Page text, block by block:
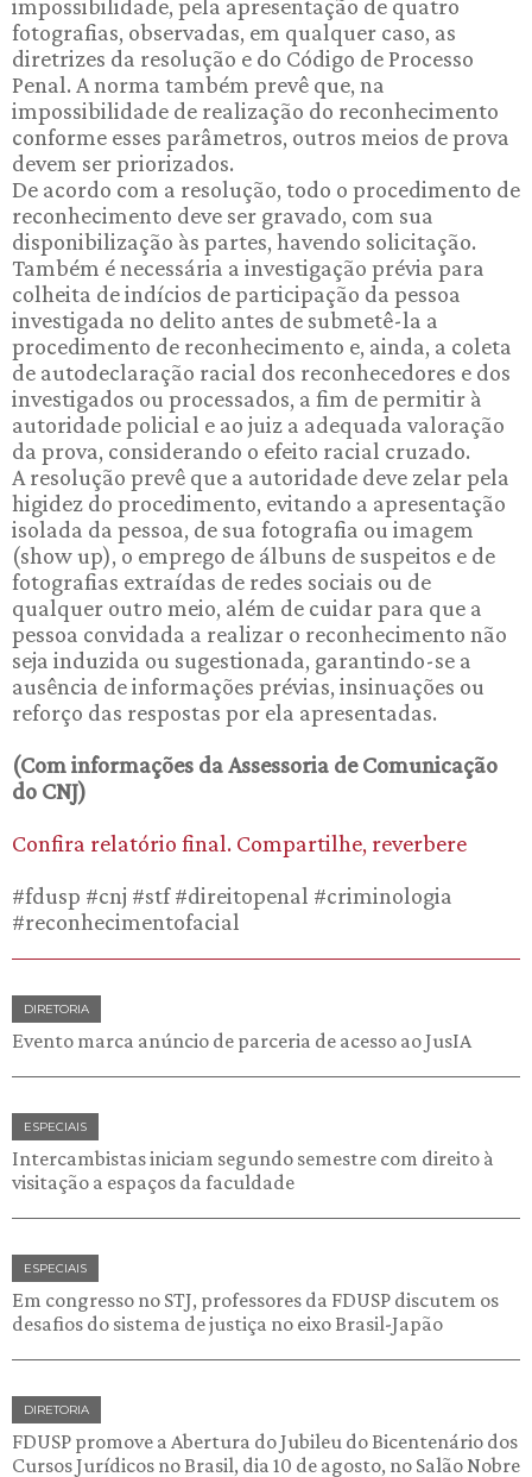
impossibilidade, pela apresentação de quatro
fotografias, observadas, em qualquer caso, as
diretrizes da resolução e do Código de Processo
Penal. A norma também prevê que, na
impossibilidade de realização do reconhecimento
conforme esses parâmetros, outros meios de prova
devem ser priorizados.
De acordo com a resolução, todo o procedimento de
reconhecimento deve ser gravado, com sua
disponibilização às partes, havendo solicitação.
Também é necessária a investigação prévia para
colheita de indícios de participação da pessoa
investigada no delito antes de submetê-la a
procedimento de reconhecimento e, ainda, a coleta
de autodeclaração racial dos reconhecedores e dos
investigados ou processados, a fim de permitir à
autoridade policial e ao juiz a adequada valoração
da prova, considerando o efeito racial cruzado.
A resolução prevê que a autoridade deve zelar pela
higidez do procedimento, evitando a apresentação
isolada da pessoa, de sua fotografia ou imagem
(show up), o emprego de álbuns de suspeitos e de
fotografias extraídas de redes sociais ou de
qualquer outro meio, além de cuidar para que a
pessoa convidada a realizar o reconhecimento não
seja induzida ou sugestionada, garantindo-se a
ausência de informações prévias, insinuações ou
reforço das respostas por ela apresentadas.
(Com informações da Assessoria de Comunicação
do CNJ)
Confira relatório final. Compartilhe, reverbere
#fdusp #cnj #stf #direitopenal #criminologia
#reconhecimentofacial
DIRETORIA
Evento marca anúncio de parceria de acesso ao JusIA
ESPECIAIS
Intercambistas iniciam segundo semestre com direito à
visitação a espaços da faculdade
ESPECIAIS
Em congresso no STJ, professores da FDUSP discutem os
desafios do sistema de justiça no eixo Brasil-Japão
DIRETORIA
FDUSP promove a Abertura do Jubileu do Bicentenário dos
Cursos Jurídicos no Brasil, dia 10 de agosto, no Salão Nobre